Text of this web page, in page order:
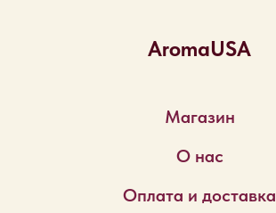
AromaUSA
Магазин
О нас
Оплата и доставка